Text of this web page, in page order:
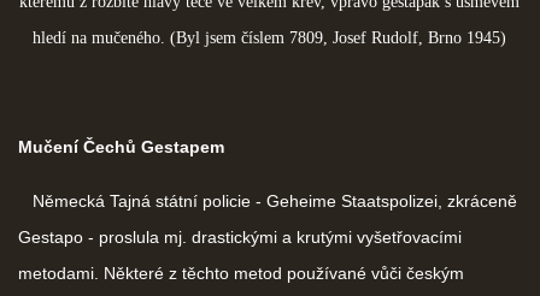
hledí na mučeného. (Byl jsem číslem 7809, Josef Rudolf, Brno 1945)
Mučení Čechů Gestapem
Německá Tajná státní policie - Geheime Staatspolizei, zkráceně
Gestapo - proslula mj. drastickými a krutými vyšetřovacími
metodami. Některé z těchto metod používané vůči českým